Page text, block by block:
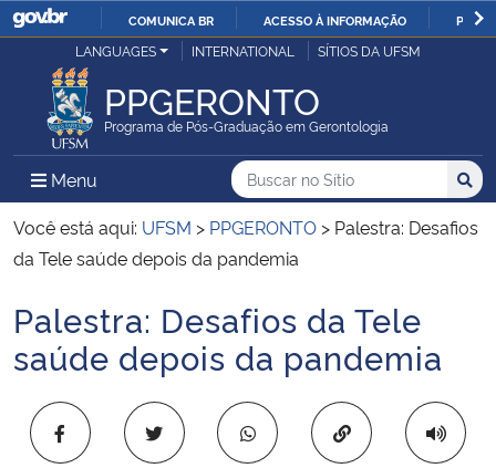
IR
O
COMUNICA BR ACESSO À INFORMAÇÃO
Ministério da Justiça e Segurança Pública
Ministério da Defesa
Ministério das Relações Exteriores
Ministério da Infraestrutura
Ministério da Educação
LANGUAGES INTERNATIONAL SÍTIOS DA UFSM
PPGERONTO
Programa de Pós-Graduação em Gerontologia
Menu Menu Principal do Sítio
Busca
Buscar no no Sítio
Busca:
Você está aqui: UFSM > PPGERONTO > Palestra: Desafios
da Tele saúde depois da pandemia
Início do conteúdo
Palestra: Desafios da Tele
saúde depois da pandemia
Copiar para área